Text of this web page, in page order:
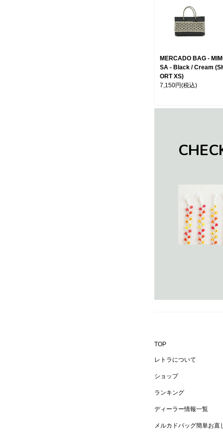
MERCADO BAG -
SA - Black / Cream
ORT XS)
7,150円(税込)
TOP
レトラについて
ショップ
ランキング
ディーラー情報一覧
メルカドバッグ簡単お直